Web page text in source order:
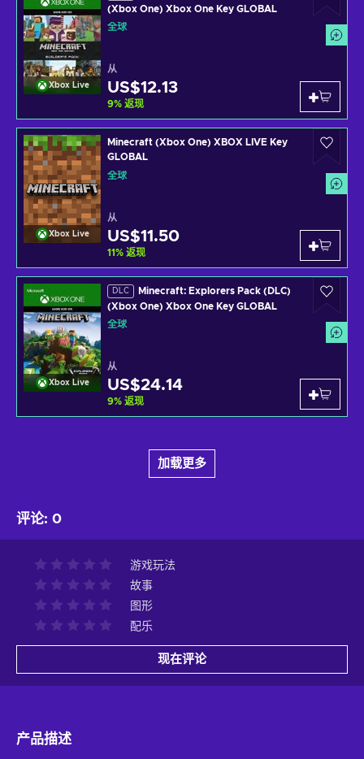
Xbox Live
(Xbox One) Xbox One Key GLOBAL
全球
从
US$12.13
9% 返现
Xbox Live
Minecraft (Xbox One) XBOX LIVE Key
GLOBAL
全球
从
US$11.50
11% 返现
Xbox Live
DLC
Minecraft: Explorers Pack (DLC)
(Xbox One) Xbox One Key GLOBAL
全球
从
US$24.14
9% 返现
加载更多
评论: 0
游戏玩法
故事
图形
配乐
现在评论
产品描述